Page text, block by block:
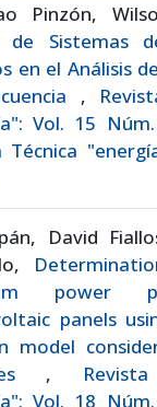
Pinzón,
de Sistemas
en el Análisis
,
Vol. 15
Técnica
David
power
panels
model
,
Vol. 18